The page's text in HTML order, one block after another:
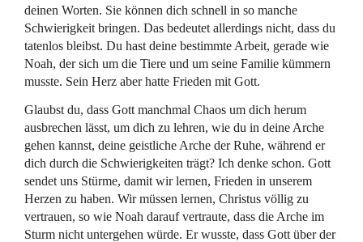
deinen Worten. Sie können dich schnell in so manche
Schwierigkeit bringen. Das bedeutet allerdings nicht, dass du
tatenlos bleibst. Du hast deine bestimmte Arbeit, gerade wie
Noah, der sich um die Tiere und um seine Familie kümmern
musste. Sein Herz aber hatte Frieden mit Gott.
Glaubst du, dass Gott manchmal Chaos um dich herum
ausbrechen lässt, um dich zu lehren, wie du in deine Arche
gehen kannst, deine geistliche Arche der Ruhe, während er
dich durch die Schwierigkeiten trägt? Ich denke schon. Gott
sendet uns Stürme, damit wir lernen, Frieden in unserem
Herzen zu haben. Wir müssen lernen, Christus völlig zu
vertrauen, so wie Noah darauf vertraute, dass die Arche im
Sturm nicht untergehen würde. Er wusste, dass Gott über der